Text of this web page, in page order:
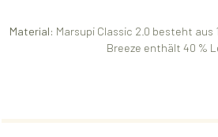
Material: Marsupi Classic 2.0 besteht aus
Breeze enthält 40 %